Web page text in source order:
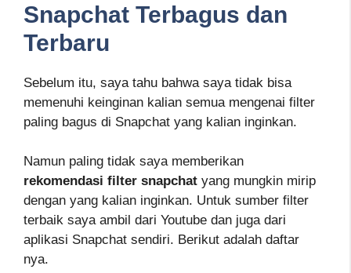
Snapchat Terbagus dan
Terbaru
Sebelum itu, saya tahu bahwa saya tidak bisa
memenuhi keinginan kalian semua mengenai filter
paling bagus di Snapchat yang kalian inginkan.
Namun paling tidak saya memberikan
rekomendasi filter snapchat yang mungkin mirip
dengan yang kalian inginkan. Untuk sumber filter
terbaik saya ambil dari Youtube dan juga dari
aplikasi Snapchat sendiri. Berikut adalah daftar
nya.